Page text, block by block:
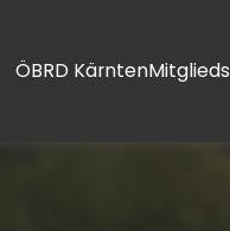
ÖBRD Kärnten